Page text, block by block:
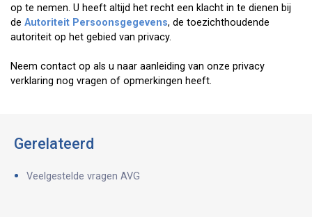
op te nemen. U heeft altijd het recht een klacht in te dienen bij
de Autoriteit Persoonsgegevens, de toezichthoudende
autoriteit op het gebied van privacy.
Neem contact op als u naar aanleiding van onze privacy
verklaring nog vragen of opmerkingen heeft.
Gerelateerd
Veelgestelde vragen AVG